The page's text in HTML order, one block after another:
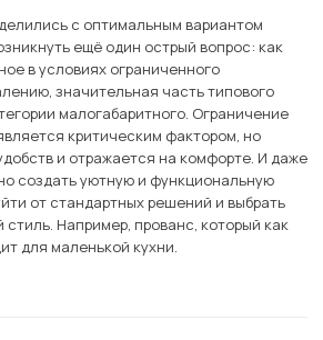
с оптимальным вариантом
ещё один острый вопрос: как
в условиях ограниченного
значительная часть типового
малогабаритного. Ограничение
критическим фактором, но
и отражается на комфорте. И даже
создать уютную и функциональную
от стандартных решений и выбрать
Например, прованс, который как
для маленькой кухни.